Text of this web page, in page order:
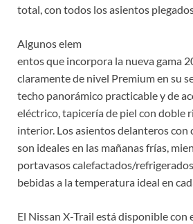
total, con todos los asientos
Algunos elem
entos que incorpora la nueva gama
claramente de nivel Premium en su
techo panorámico practicable y de
eléctrico, tapicería de piel con doble
interior. Los asientos delanteros con
son ideales en las mañanas frías,
portavasos calefactados/
bebidas a la temperatura ideal en
El Nissan X-Trail está disponible con